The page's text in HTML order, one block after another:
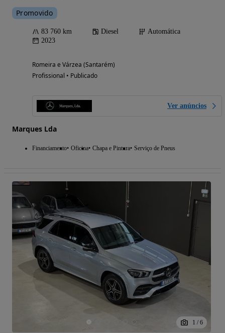
Promovido
83 760 km Diesel
Automática
2023
Romeira e Várzea (Santarém)
Profissional • Publicado
Ver anúncios
Marques Lda
Financiamento Oficina Chapa e Pintura Serviço de Pneus
1 / 6